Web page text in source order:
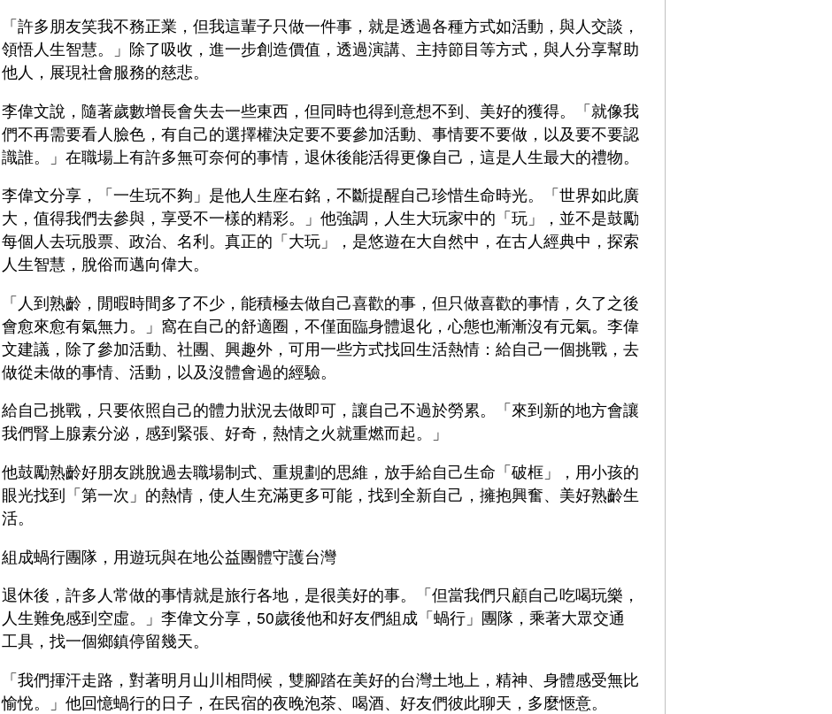
「許多朋友笑我不務正業，但我這輩子只做一件事，就是透過各種方式如活動，與人交談，
領悟人生智慧。」除了吸收，進一步創造價值，透過演講、主持節目等方式，與人分享幫助
他人，展現社會服務的慈悲。
李偉文說，隨著歲數增長會失去一些東西，但同時也得到意想不到、美好的獲得。「就像我
們不再需要看人臉色，有自己的選擇權決定要不要參加活動、事情要不要做，以及要不要認
識誰。」在職場上有許多無可奈何的事情，退休後能活得更像自己，這是人生最大的禮物。
李偉文分享，「一生玩不夠」是他人生座右銘，不斷提醒自己珍惜生命時光。「世界如此廣
大，值得我們去參與，享受不一樣的精彩。」他強調，人生大玩家中的「玩」，並不是鼓勵
每個人去玩股票、政治、名利。真正的「大玩」，是悠遊在大自然中，在古人經典中，探索
人生智慧，脫俗而邁向偉大。
「人到熟齡，閒暇時間多了不少，能積極去做自己喜歡的事，但只做喜歡的事情，久了之後
會愈來愈有氣無力。」窩在自己的舒適圈，不僅面臨身體退化，心態也漸漸沒有元氣。李偉
文建議，除了參加活動、社團、興趣外，可用一些方式找回生活熱情：給自己一個挑戰，去
做從未做的事情、活動，以及沒體會過的經驗。
給自己挑戰，只要依照自己的體力狀況去做即可，讓自己不過於勞累。「來到新的地方會讓
我們腎上腺素分泌，感到緊張、好奇，熱情之火就重燃而起。」
他鼓勵熟齡好朋友跳脫過去職場制式、重規劃的思維，放手給自己生命「破框」，用小孩的
眼光找到「第一次」的熱情，使人生充滿更多可能，找到全新自己，擁抱興奮、美好熟齡生
活。
組成蝸行團隊，用遊玩與在地公益團體守護台灣
退休後，許多人常做的事情就是旅行各地，是很美好的事。「但當我們只顧自己吃喝玩樂，
人生難免感到空虛。」李偉文分享，50歲後他和好友們組成「蝸行」團隊，乘著大眾交通
工具，找一個鄉鎮停留幾天。
「我們揮汗走路，對著明月山川相問候，雙腳踏在美好的台灣土地上，精神、身體感受無比
愉悅。」他回憶蝸行的日子，在民宿的夜晚泡茶、喝酒、好友們彼此聊天，多麼愜意。